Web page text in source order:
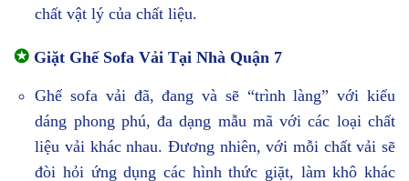
chất vật lý của chất liệu.
✪ Giặt Ghế Sofa Vải Tại Nhà Quận 7
Ghế sofa vải đã, đang và sẽ “trình làng” với kiểu
dáng phong phú, đa dạng mẫu mã với các loại chất
liệu vải khác nhau. Đương nhiên, với mỗi chất vải sẽ
đòi hỏi ứng dụng các hình thức giặt, làm khô khác